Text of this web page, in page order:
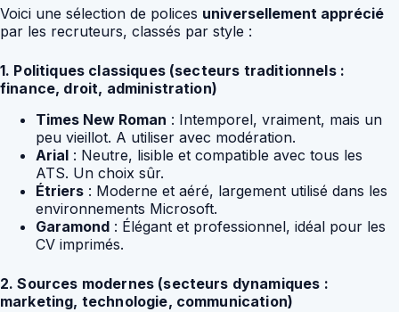
Voici une sélection de polices universellement apprécié
par les recruteurs, classés par style :
1. Politiques classiques (secteurs traditionnels :
finance, droit, administration)
Times New Roman : Intemporel, vraiment, mais un
peu vieillot. A utiliser avec modération.
Arial : Neutre, lisible et compatible avec tous les
ATS. Un choix sûr.
Étriers : Moderne et aéré, largement utilisé dans les
environnements Microsoft.
Garamond : Élégant et professionnel, idéal pour les
CV imprimés.
2. Sources modernes (secteurs dynamiques :
marketing, technologie, communication)